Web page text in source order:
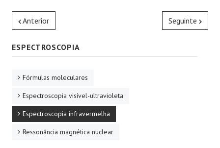
Anterior Seguinte
ESPECTROSCOPIA
Fórmulas moleculares
Espectroscopia visível-ultravioleta
Espectroscopia infravermelha
Ressonância magnética nuclear